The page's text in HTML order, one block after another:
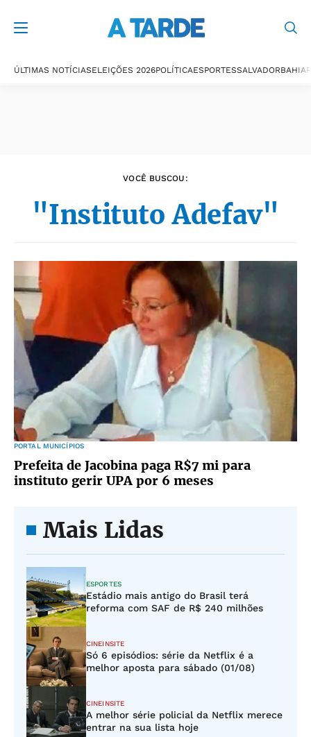
ÚLTIMAS NOTÍCIASELEIÇÕES 2026POLÍTICAESPORTESSALVADORBAHIA
VOCÊ BUSCOU:
"Instituto Adefav"
PORTAL MUNICÍPIOS
Prefeita de Jacobina paga R$7 mi para
instituto gerir UPA por 6 meses
Mais Lidas
ESPORTES
Estádio mais antigo do Brasil terá
reforma com SAF de R$ 240 milhões
CINEINSITE
Só 6 episódios: série da Netflix é a
melhor aposta para sábado (01/08)
CINEINSITE
A melhor série policial da Netflix merece
entrar na sua lista hoje